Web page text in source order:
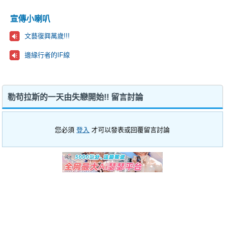
宣傳小喇叭
文藝復興萬歲!!!
邊緣行者的IF線
勒苟拉斯的一天由失戀開始!! 留言討論
您必須登入 才可以發表或回覆留言討論